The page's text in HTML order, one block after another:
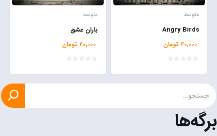
متوسط
Angry Birds
تومان
متوسط
باران عشق
تومان
برگه‌ها